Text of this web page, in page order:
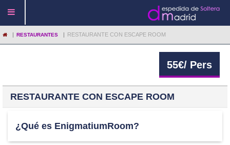
| RESTAURANTES | RESTAURANTE CON ESCAPE ROOM
55€/ Pers
RESTAURANTE CON ESCAPE ROOM
¿Qué es EnigmatiumRoom?